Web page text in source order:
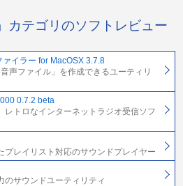
カテゴリのソフトレビュー
イラー for MacOSX 3.7.8
声ファイル」を作成できるユーティリ
0.7.2 beta
レトロなインターネットラジオ受信ソフ
プレイリスト対応のサウンドプレイヤー
のサウンドユーティリティ